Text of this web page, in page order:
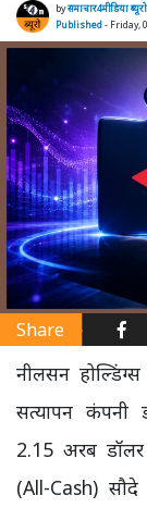
byसमाचार4मीडिया ब्यूरो
Published- Friday,
Share
नीलसन
सत्यापन कंपनी
2.15 अरब
(All-Cash)